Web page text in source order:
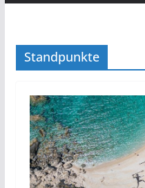
Standpunkte